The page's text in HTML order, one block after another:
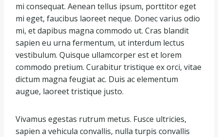
mi consequat. Aenean tellus ipsum, porttitor eget
mi eget, faucibus laoreet neque. Donec varius odio
mi, et dapibus magna commodo ut. Cras blandit
sapien eu urna fermentum, ut interdum lectus
vestibulum. Quisque ullamcorper est et lorem
commodo pretium. Curabitur tristique ex orci, vitae
dictum magna feugiat ac. Duis ac elementum
augue, laoreet tristique justo.
Vivamus egestas rutrum metus. Fusce ultricies,
sapien a vehicula convallis, nulla turpis convallis